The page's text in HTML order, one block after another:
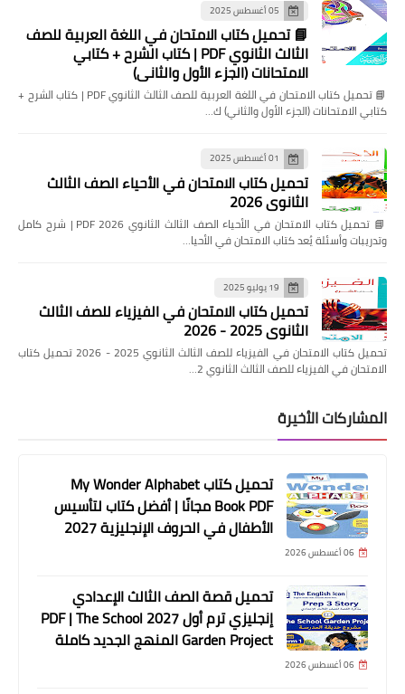
05 أغسطس 2025
📘 تحميل كتاب الامتحان في اللغة العربية للصف
الثالث الثانوي PDF | كتاب الشرح + كتابي
الامتحانات (الجزء الأول والثاني)
📘 تحميل كتاب الامتحان في اللغة العربية للصف الثالث الثانوي PDF | كتاب الشرح +
كتابي الامتحانات (الجزء الأول والثاني) ك…
01 أغسطس 2025
تحميل كتاب الامتحان في الأحياء الصف الثالث
الثانوي 2026
📘 تحميل كتاب الامتحان في الأحياء الصف الثالث الثانوي 2026 PDF | شرح كامل
وتدريبات وأسئلة يُعد كتاب الامتحان في الأحيا…
19 يوليو 2025
تحميل كتاب الامتحان في الفيزياء للصف الثالث
الثانوي 2025 - 2026
تحميل كتاب الامتحان في الفيزياء للصف الثالث الثانوي 2025 - 2026 تحميل كتاب
الامتحان في الفيزياء للصف الثالث الثانوي 2…
المشاركات الأخيرة
تحميل كتاب My Wonder Alphabet
Book PDF مجانًا | أفضل كتاب لتأسيس
الأطفال في الحروف الإنجليزية 2027
06 أغسطس 2026
تحميل قصة الصف الثالث الإعدادي
إنجليزي ترم أول 2027 PDF | The School
Garden Project المنهج الجديد كاملة
06 أغسطس 2026